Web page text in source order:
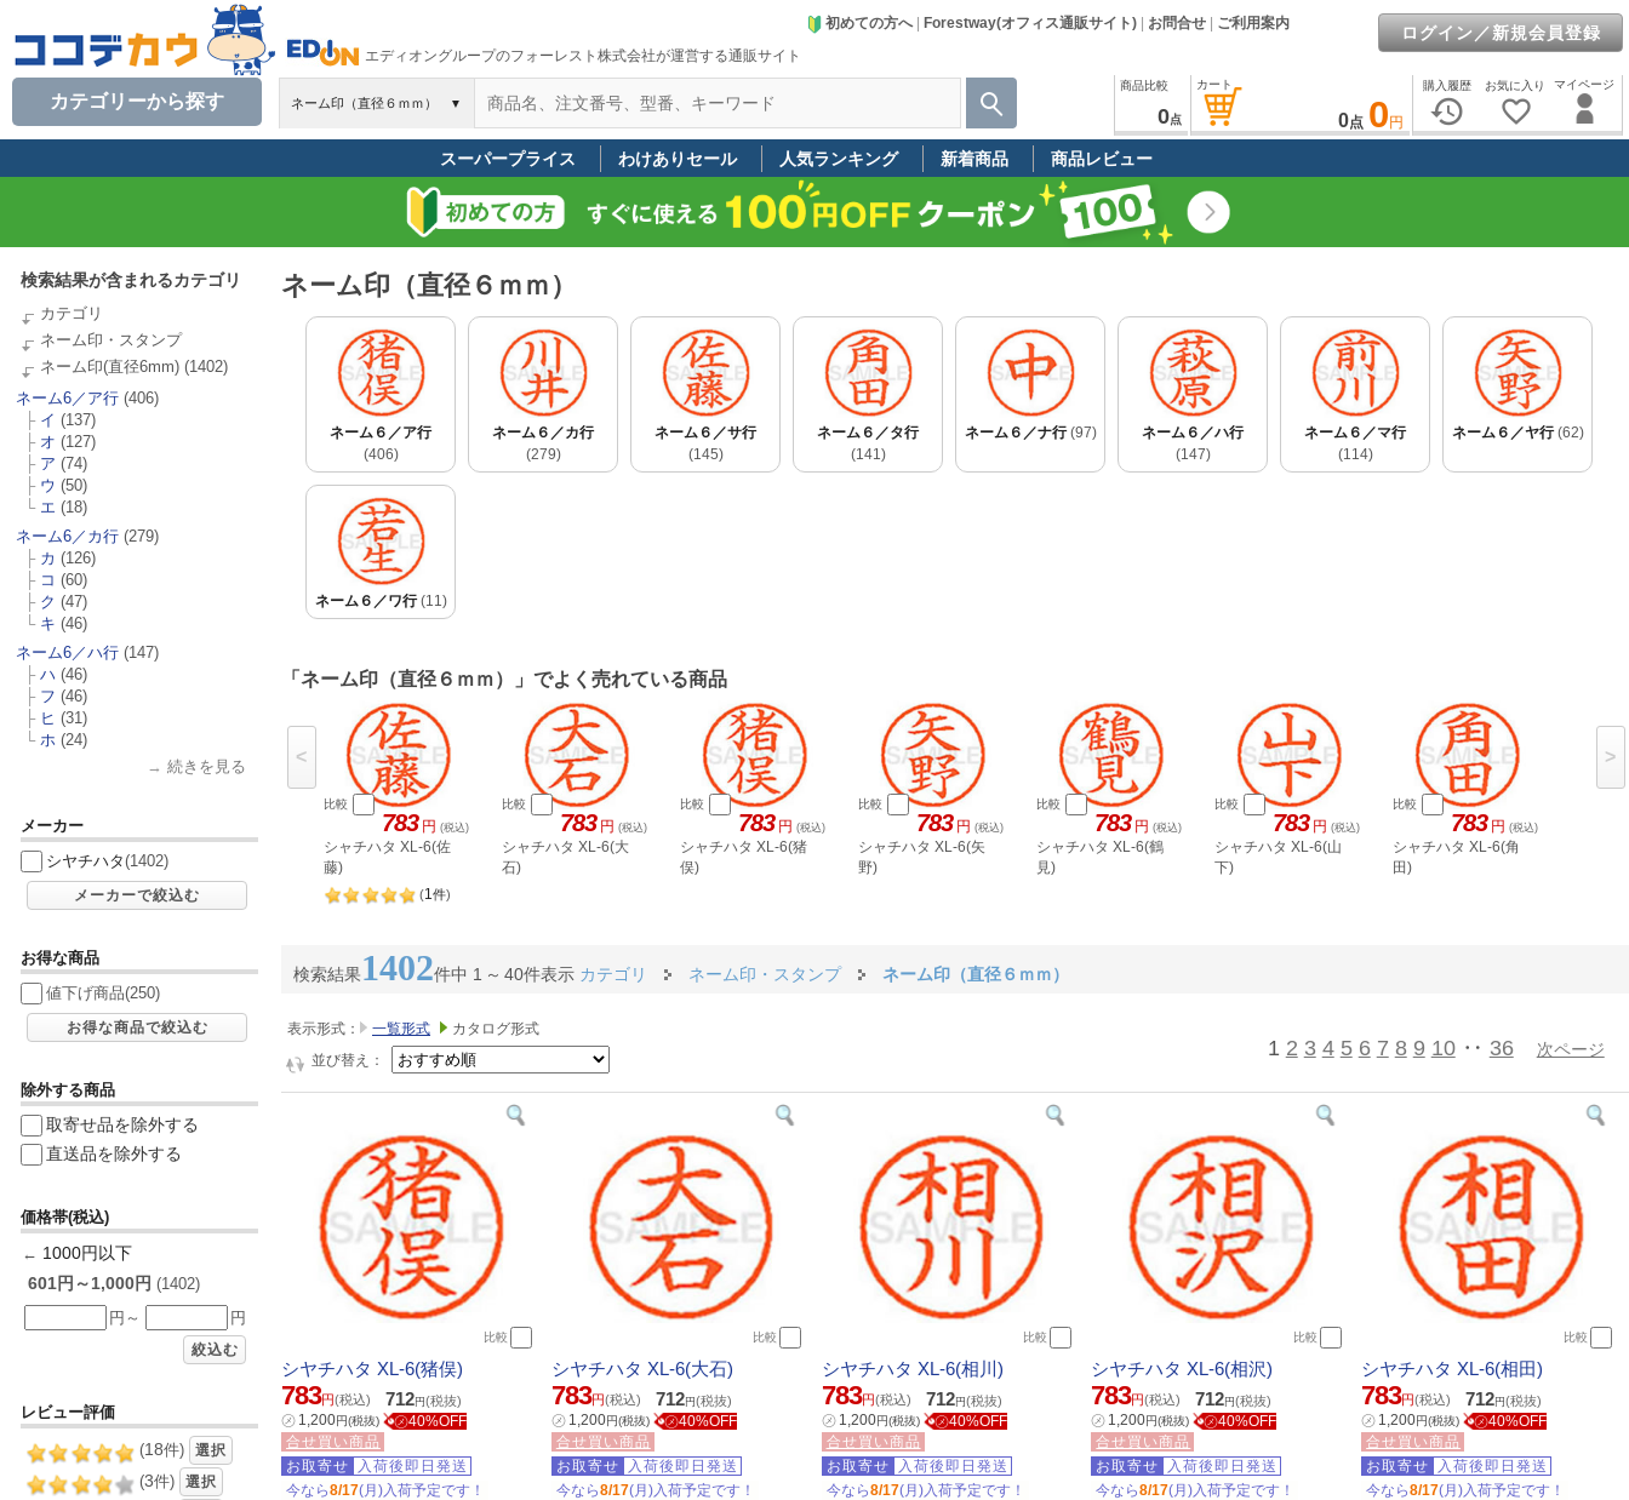
エディオングループのフォーレスト株式会社が運営する通販サイト
初めての方へ| Forestway(オフィス通販サイト) お問合せ ご利用案内 ログイン／新規会員登録
ネーム印（直径６ｍｍ） ▼
カテゴリーから探す
マイページ
お気に入り
favorite_border
購入履歴
history
カート
0点 0 円
商品比較
0点
スーパープライス わけありセール 人気ランキング 新着商品 商品レビュー
検索結果が含まれるカテゴリ
カテゴリ
ネーム印・スタンプ
ネーム印(直径6mm) (1402)
ネーム6／ア行 (406)
├ イ (137)
├ オ (127)
├ ア (74)
├ ウ (50)
└ エ (18)
ネーム6／カ行 (279)
├ カ (126)
├ コ (60)
├ ク (47)
└ キ (46)
ネーム6／ハ行 (147)
├ ハ (46)
├ フ (46)
├ ヒ (31)
└ ホ (24)
→ 続きを見る
メーカー
シヤチハタ(1402)
メーカーで絞込む
お得な商品
値下げ商品(250)
お得な商品で絞込む
除外する商品
取寄せ品を除外する
直送品を除外する
価格帯(税込)
← 1000円以下
601円～1,000円 (1402)
円～
円
絞込む
レビュー評価
(18件) 選択
(3件) 選択
ネーム印（直径６ｍｍ）
ネーム６／ア行
(406)
ネーム６／カ行
(279)
ネーム６／サ行
(145)
ネーム６／タ行
(141)
ネーム６／ナ行(97)
ネーム６／ハ行
(147)
ネーム６／マ行
(114)
ネーム６／ヤ行(62)
ネーム６／ワ行(11)
「ネーム印（直径６ｍｍ）」でよく売れている商品
比較
783 円 (税込)
シャチハタ XL-6(佐
藤)
(1件)
比較
783 円 (税込)
シャチハタ XL-6(大
石)
比較
783 円 (税込)
シャチハタ XL-6(猪
俣)
比較
783 円 (税込)
シャチハタ XL-6(矢
野)
比較
783 円 (税込)
シャチハタ XL-6(鶴
見)
比較
783 円 (税込)
シャチハタ XL-6(山
下)
比較
783 円 (税込)
シャチハタ XL-6(角
田)
< >
検索結果1402件中 1 ～ 40件表示 カテゴリ ネーム印・スタンプ ネーム印（直径６ｍｍ）
表示形式： 一覧形式
カタログ形式
並び替え：
1 2 3 4 5 6 7 8 9 10‥ 36 次ページ
比較
シヤチハタ XL-6(猪俣)
783円(税込) 712円(税抜)
㋱ 1,200円(税抜) ㋱40%OFF
合せ買い商品
お取寄せ
入荷後即日発送
今なら8/17(月)入荷予定です！
比較
シヤチハタ XL-6(大石)
783円(税込) 712円(税抜)
㋱ 1,200円(税抜) ㋱40%OFF
合せ買い商品
お取寄せ
入荷後即日発送
今なら8/17(月)入荷予定です！
比較
シヤチハタ XL-6(相川)
783円(税込) 712円(税抜)
㋱ 1,200円(税抜) ㋱40%OFF
合せ買い商品
お取寄せ
入荷後即日発送
今なら8/17(月)入荷予定です！
比較
シヤチハタ XL-6(相沢)
783円(税込) 712円(税抜)
㋱ 1,200円(税抜) ㋱40%OFF
合せ買い商品
お取寄せ
入荷後即日発送
今なら8/17(月)入荷予定です！
比較
シヤチハタ XL-6(相田)
783円(税込) 712円(税抜)
㋱ 1,200円(税抜) ㋱40%OFF
合せ買い商品
お取寄せ
入荷後即日発送
今なら8/17(月)入荷予定です！